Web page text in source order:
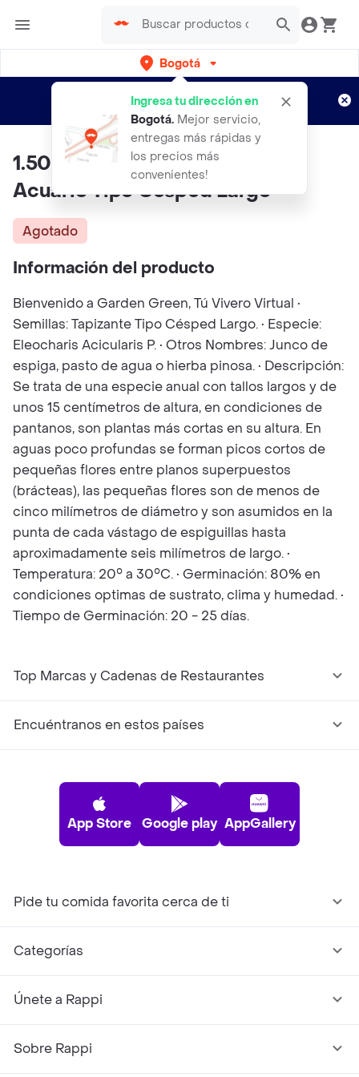
Bogotá
Ingresa tu dirección en
Bogotá. Mejor servicio,
entregas más rápidas y
los precios más
convenientes!
envíos gratis por semanas
Aplican TyC
1.500 Semillas Tapizantes Para
Acuario Tipo Césped Largo
Agotado
Información del producto
Bienvenido a Garden Green, Tú Vivero Virtual •
Semillas: Tapizante Tipo Césped Largo. • Especie:
Eleocharis Acicularis P. • Otros Nombres: Junco de
espiga, pasto de agua o hierba pinosa. • Descripción:
Se trata de una especie anual con tallos largos y de
unos 15 centímetros de altura, en condiciones de
pantanos, son plantas más cortas en su altura. En
aguas poco profundas se forman picos cortos de
pequeñas flores entre planos superpuestos
(brácteas), las pequeñas flores son de menos de
cinco milímetros de diámetro y son asumidos en la
punta de cada vástago de espiguillas hasta
aproximadamente seis milímetros de largo. •
Temperatura: 20° a 30°C. • Germinación: 80% en
condiciones optimas de sustrato, clima y humedad. •
Tiempo de Germinación: 20 - 25 días.
Top Marcas y Cadenas de Restaurantes
Encuéntranos en estos países
App Store Google play AppGallery
Pide tu comida favorita cerca de ti
Categorías
Únete a Rappi
Sobre Rappi